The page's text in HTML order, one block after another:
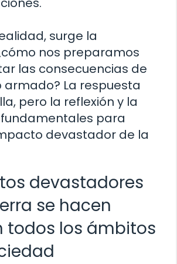
surge la
nos preparamos
las consecuencias de
armado? La respuesta
pero la reflexión y la
para
devastador de la
devastadores
se hacen
todos los ámbitos